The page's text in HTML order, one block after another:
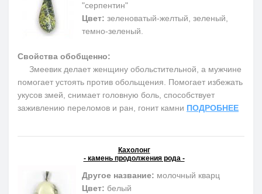
"серпентин"
Цвет: зеленоватый-желтый, зеленый,
темно-зеленый.
Свойства обобщенно:
Змеевик делает женщину обольстительной, а мужчине
помогает устоять против обольщения. Помогает избежать
укусов змей, снимает головную боль, способствует
заживлению переломов и ран, гонит камни ПОДРОБНЕЕ
Кахолонг
- камень продолжения рода -
Другое название: молочный кварц
Цвет: белый